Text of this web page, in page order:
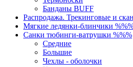
Банданы BUFF
Распродажа. Трекинговые и
Мягкие ледянки-блинчики
Санки тюбинги-ватрушки %%%
Средние
Большие
Чехлы - оболочки